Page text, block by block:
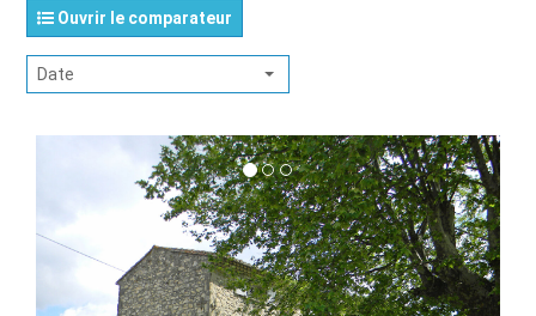
Ouvrir le comparateur
Date